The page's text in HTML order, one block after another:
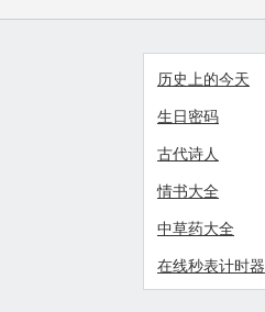
历史上的今天
生日密码
古代诗人
情书大全
中草药大全
在线秒表计时器